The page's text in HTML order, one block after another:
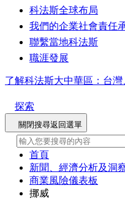
科法斯全球布局
我們的企業社會責任
聯繫當地科法斯
職涯發展
了解科法斯大中華區：台
探索
關閉搜尋返回選單
首頁
新聞、經濟分析及洞
商業風險儀表板
挪威